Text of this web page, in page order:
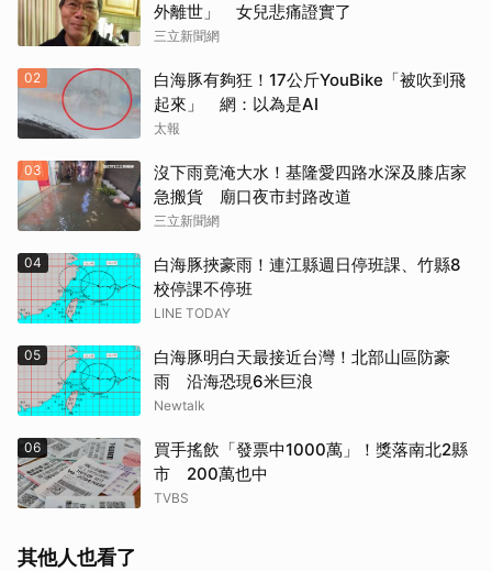
外離世」 女兒悲痛證實了
三立新聞網
02
白海豚有夠狂！17公斤YouBike「被吹到飛
起來」 網：以為是AI
太報
03
沒下雨竟淹大水！基隆愛四路水深及膝店家
急搬貨 廟口夜市封路改道
三立新聞網
04
白海豚挾豪雨！連江縣週日停班課、竹縣8
校停課不停班
LINE TODAY
05
白海豚明白天最接近台灣！北部山區防豪
雨 沿海恐現6米巨浪
Newtalk
06
買手搖飲「發票中1000萬」！獎落南北2縣
市 200萬也中
TVBS
其他人也看了